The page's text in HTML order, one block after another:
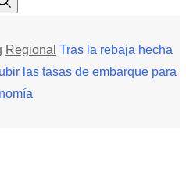
Regional Tras la rebaja hecha
las tasas de embarque para